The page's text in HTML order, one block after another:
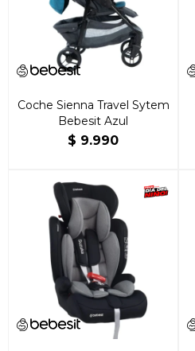
Coche Sienna Travel Sytem
Bebesit Azul
$ 9.990